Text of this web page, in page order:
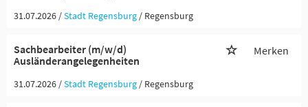
31.07.2026 /Stadt Regensburg / Regensburg
Sachbearbeiter (m/w/d)
Ausländerangelegenheiten
Merken
31.07.2026 /Stadt Regensburg / Regensburg